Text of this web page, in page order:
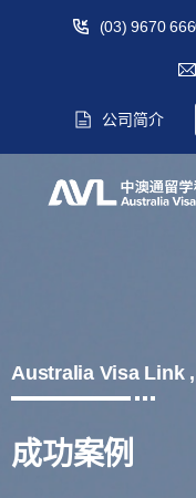
(03) 9670
公司简介
Australia Visa Link
成功案例